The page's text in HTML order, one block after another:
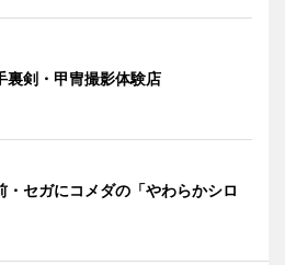
裏剣・甲冑撮影体験店
・セガにコメダの「やわらかシロ